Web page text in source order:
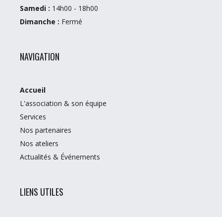
Samedi : 14h00 - 18h00
Dimanche : Fermé
NAVIGATION
Accueil
L'association & son équipe
Services
Nos partenaires
Nos ateliers
Actualités & Événements
LIENS UTILES